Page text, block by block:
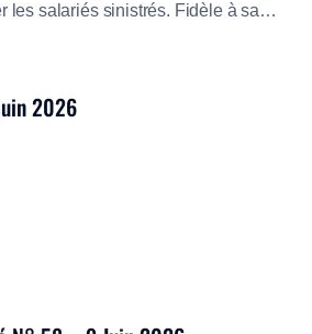
les salariés sinistrés. Fidèle à sa
2026